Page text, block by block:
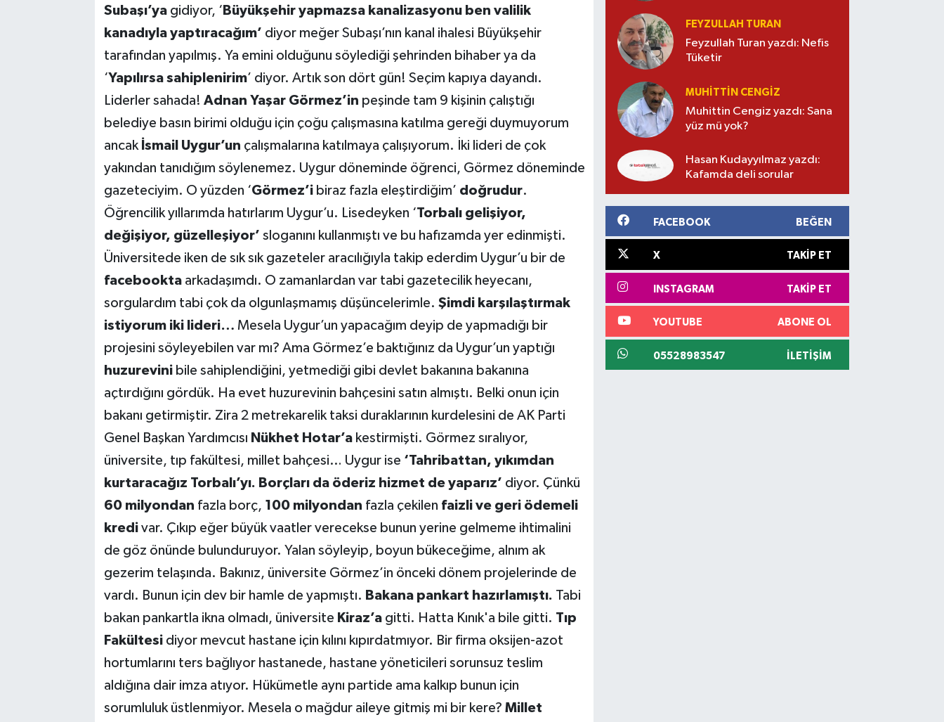
Subaşı’yagidiyor, ‘ Büyükşehir yapmazsa kanalizasyonu ben valilik
kanadıyla yaptıracağım’ diyor meğer Subaşı’nın kanal ihalesi Büyükşehir
tarafından yapılmış. Ya emini olduğunu söylediği şehrinden bihaber ya da
‘Yapılırsa sahiplenirim’ diyor. Artık son dört gün! Seçim kapıya dayandı.
Liderler sahada! Adnan Yaşar Görmez’in peşinde tam 9 kişinin çalıştığı
belediye basın birimi olduğu için çoğu çalışmasına katılma gereği duymuyorum
ancak İsmail Uygur’un çalışmalarına katılmaya çalışıyorum. İki lideri de çok
yakından tanıdığım söylenemez. Uygur döneminde öğrenci, Görmez döneminde
gazeteciyim. O yüzden ‘Görmez’ibiraz fazla eleştirdiğim’ doğrudur.
Öğrencilik yıllarımda hatırlarım Uygur’u. Lisedeyken ‘Torbalı gelişiyor,
değişiyor, güzelleşiyor’ sloganını kullanmıştı ve bu hafızamda yer edinmişti.
Üniversitede iken de sık sık gazeteler aracılığıyla takip ederdim Uygur’u bir de
facebooktaarkadaşımdı. O zamanlardan var tabi gazetecilik heyecanı,
sorgulardım tabi çok da olgunlaşmamış düşüncelerimle. Şimdi karşılaştırmak
istiyorum iki lideri… Mesela Uygur’un yapacağım deyip de yapmadığı bir
projesini söyleyebilen var mı? Ama Görmez’e baktığınız da Uygur’un yaptığı
huzurevinibile sahiplendiğini, yetmediği gibi devlet bakanına bakanına
açtırdığını gördük. Ha evet huzurevinin bahçesini satın almıştı. Belki onun için
bakanı getirmiştir. Zira 2 metrekarelik taksi duraklarının kurdelesini de AK Parti
Genel Başkan Yardımcısı Nükhet Hotar’akestirmişti. Görmez sıralıyor,
üniversite, tıp fakültesi, millet bahçesi… Uygur ise ‘Tahribattan, yıkımdan
kurtaracağız Torbalı’yı. Borçları da öderiz hizmet de yaparız’ diyor. Çünkü
60 milyondan fazla borç, 100 milyondan fazla çekilen faizli ve geri ödemeli
kredivar. Çıkıp eğer büyük vaatler verecekse bunun yerine gelmeme ihtimalini
de göz önünde bulunduruyor. Yalan söyleyip, boyun bükeceğime, alnım ak
gezerim telaşında. Bakınız, üniversite Görmez’in önceki dönem projelerinde de
vardı. Bunun için dev bir hamle de yapmıştı. Bakana pankart hazırlamıştı. Tabi
bakan pankartla ikna olmadı, üniversite Kiraz’agitti. Hatta Kınık'a bile gitti. Tıp
Fakültesidiyor mevcut hastane için kılını kıpırdatmıyor. Bir firma oksijen-azot
hortumlarını ters bağlıyor hastanede, hastane yöneticileri sorunsuz teslim
aldığına dair imza atıyor. Hükümetle aynı partide ama kalkıp bunun için
sorumluluk üstlenmiyor. Mesela o mağdur aileye gitmiş mi bir kere? Millet
FEYZULLAH TURAN
Feyzullah Turan yazdı: Nefis
Tüketir
MUHITTIN CENGIZ
Muhittin Cengiz yazdı: Sana
yüz mü yok?
Hasan Kudayyılmaz yazdı:
Kafamda deli sorular
FACEBOOK BEĞEN
X TAKIP ET
INSTAGRAM TAKIP ET
YOUTUBE ABONE OL
05528983547 İLETIŞIM